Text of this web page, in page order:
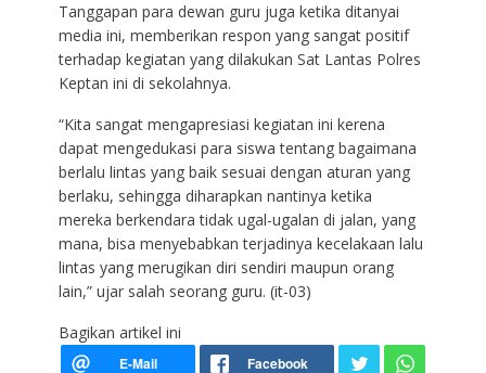
Tanggapan para dewan guru juga ketika ditanyai
media ini, memberikan respon yang sangat positif
terhadap kegiatan yang dilakukan Sat Lantas Polres
Keptan ini di sekolahnya.
“Kita sangat mengapresiasi kegiatan ini kerena
dapat mengedukasi para siswa tentang bagaimana
berlalu lintas yang baik sesuai dengan aturan yang
berlaku, sehingga diharapkan nantinya ketika
mereka berkendara tidak ugal-ugalan di jalan, yang
mana, bisa menyebabkan terjadinya kecelakaan lalu
lintas yang merugikan diri sendiri maupun orang
lain,” ujar salah seorang guru. (it-03)
Bagikan artikel ini